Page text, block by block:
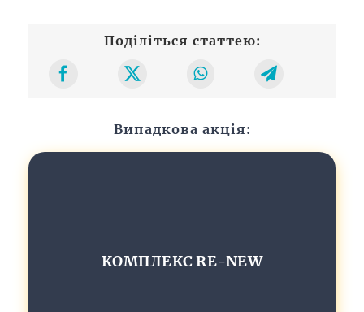
Поділіться статтею:
Випадкова акція:
КОМПЛЕКС RE-NEW